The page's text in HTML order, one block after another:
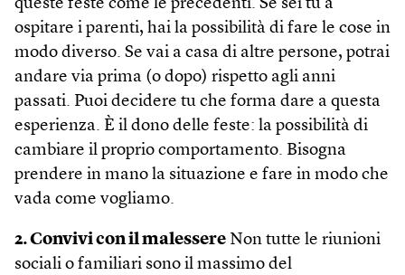
queste feste come le precedenti. Se sei tu a
ospitare i parenti, hai la possibilità di fare le cose in
modo diverso. Se vai a casa di altre persone, potrai
andare via prima (o dopo) rispetto agli anni
passati. Puoi decidere tu che forma dare a questa
esperienza. È il dono delle feste: la possibilità di
cambiare il proprio comportamento. Bisogna
prendere in mano la situazione e fare in modo che
vada come vogliamo.
2. Convivi con il malessere Non tutte le riunioni
sociali o familiari sono il massimo del